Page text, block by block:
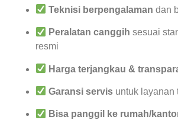
Teknisi berpengalaman dan
Peralatan canggih sesuai
resmi
Harga terjangkau &
Garansi servis untuk layanan
Bisa panggil ke rumah/